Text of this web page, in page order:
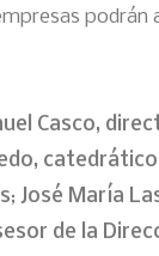
podrán
Casco,
; José María
de la